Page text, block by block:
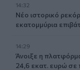
14:32
Νέο ιστορικό
εκατομμύρια
14:29
Άνοιξε η
24,6 εκατ. ευρώ σε